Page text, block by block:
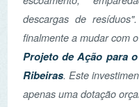
Projeto de Ação para o
Ribeiras. Este investimento
apenas uma dotação
necessária ao "colapso
ecossistemas dulcaquícolas.
Ler mais...